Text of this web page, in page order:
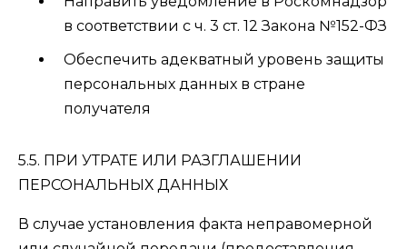
в соответствии с ч. 3 ст. 12 Закона №152-ФЗ
Обеспечить адекватный уровень защиты
персональных данных в стране
получателя
5.5. ПРИ УТРАТЕ ИЛИ РАЗГЛАШЕНИИ
ПЕРСОНАЛЬНЫХ ДАННЫХ
В случае установления факта неправомерной